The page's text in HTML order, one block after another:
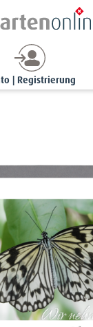
| Registrierung